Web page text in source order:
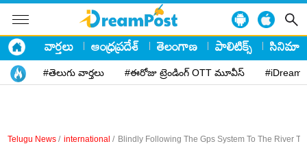
వార్తలు ఆంధ్రప్రదేశ్ తెలంగాణ పాలిటిక్స్ సినిమా
#తెలుగు వార్తలు #ఈరోజు ట్రెండింగ్ OTT మూవీస్
Telugu News / international / Blindly Following The Gps System To The River